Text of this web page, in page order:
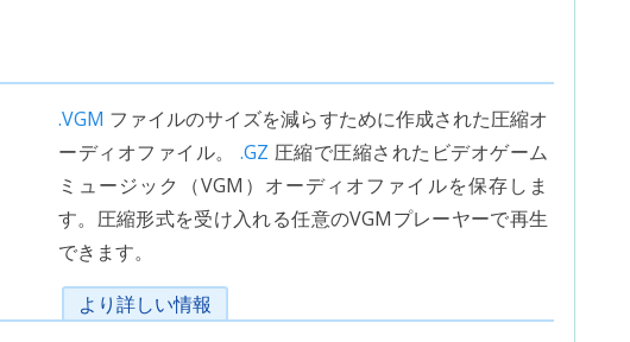
.VGM ファイルのサイズを減らすために作成された圧縮オ
ーディオファイル。 .GZ 圧縮で圧縮されたビデオゲーム
ミュージック（VGM）オーディオファイルを保存しま
す。圧縮形式を受け入れる任意のVGMプレーヤーで再生
できます。
より詳しい情報